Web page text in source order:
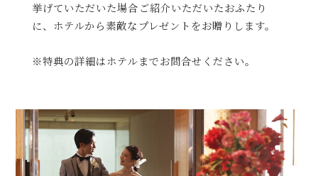
挙げていただいた場合ご紹介いただいたおふたり
に、ホテルから素敵なプレゼントをお贈りします。
※特典の詳細はホテルまでお問合せください。